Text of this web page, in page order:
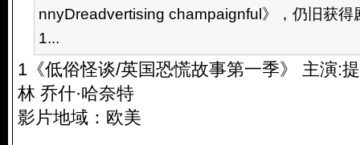
nnyDreadvertising champaignful》，仍旧获得
1...
1《低俗怪谈/英国恐慌故事第一季》 主演:
林 乔什·哈奈特
影片地域：欧美